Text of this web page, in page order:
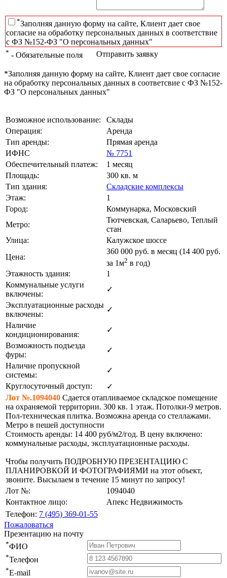
*Заполняя данную форму на сайте, Клиент дает свое
согласие на обработку персональных данных в соответствие
с ФЗ №152-ФЗ "О персональных данных"
* - Обязательные поля Отправить заявку
*Заполняя данную форму на сайте, Клиент дает свое согласие
на обработку персональных данных в соответсвие с ФЗ №152-
ФЗ "О персональных данных"
Возможное использование:
Склады
Операция:
Аренда
Тип аренды:
Прямая аренда
ИФНС
№ 7751
Обеспечительный платеж:
1 месяц
Площадь:
300 кв. м
Тип здания:
Складские комплексы
Этаж:
1
Город:
Коммунарка, Московский
Метро:
Тютчевская, Саларьево, Теплый
стан
Улица:
Калужское шоссе
Цена:
360 000 руб. в месяц (14 400 руб.
за 1м2 в год)
Этажность здания:
1
Коммунальные услуги
включены:
✓
Эксплуатационные расходы
включены:
✓
Наличие
кондиционирования:
✓
Возможность подъезда
фуры:
✓
Наличие пропускной
системы:
✓
Круглосуточный доступ:
✓
Лот №.1094040 Сдается отапливаемое складское помещение
на охраняемой территории. 300 кв. 1 этаж. Потолки-9 метров.
Пол-техническая плитка. Возможна аренда со стеллажами.
Метро в пешей доступности
Стоимость аренды: 14 400 руб/м2/год. В цену включено:
коммунальные расходы, эксплуатационные расходы.
Чтобы получить ПОДРОБНУЮ ПРЕЗЕНТАЦИЮ С
ПЛАНИРОВКОЙ И ФОТОГРАФИЯМИ на этот объект,
звоните. Высылаем в течение 15 минут по запросу!
Лот №:
1094040
Контактное лицо:
Апекс Недвижимость
Телефон: 7 (495) 369-01-55
Пожаловаться
Презентацию на почту
*ФИО
*Телефон
*E-mail